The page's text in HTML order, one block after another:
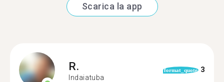
Scarica la app
R.
Indaiatuba
format_quote 3